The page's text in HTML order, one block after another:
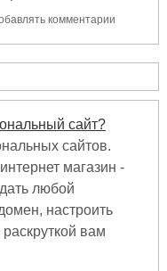
комментарии
сайт?
сайтов.
магазин -
любой
настроить
раскруткой вам